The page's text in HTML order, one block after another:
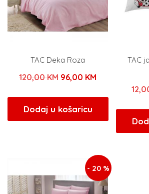
TAC Deka Roza
120,00KM Izvorna
bila
je:
96,00 KMTrenutna
96,00 KM.
Dodaj u košaricu
TAC
- 20 %